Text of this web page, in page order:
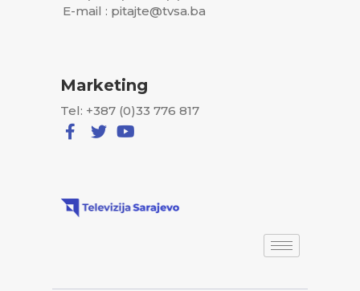
E-mail : pitajte@tvsa.ba
Marketing
Tel: +387 (0)33 776 817